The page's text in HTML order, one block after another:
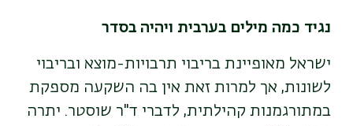
נגיד כמה מילים בערבית ויהיה בסדר
ישראל מאופיינת בריבוי תרבויות-מוצא ובריבוי
לשונות, אך למרות זאת אין בה השקעה מספקת
במתורגמנות קהילתית, לדברי ד"ר שוסטר. יתרה